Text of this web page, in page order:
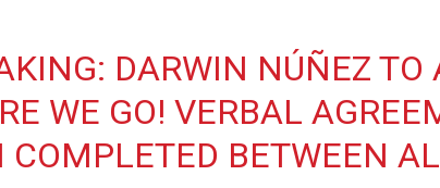
DARWIN NÚÑEZ TO
WE GO! VERBAL
COMPLETED BETWEEN